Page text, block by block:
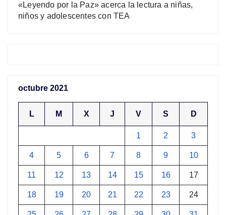
«Leyendo por la Paz» acerca la lectura a niñas,
niños y adolescentes con TEA
octubre 2021
L M X J V S D
1 2 3
4 5 6 7 8 9 10
11 12 13 14 15 16 17
18 19 20 21 22 23 24